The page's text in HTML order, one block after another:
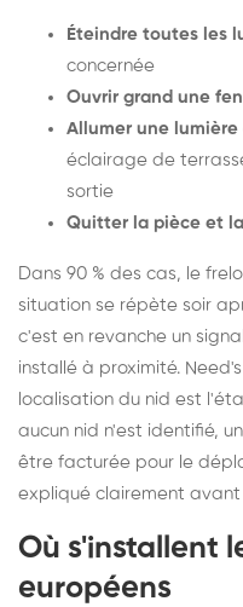
Éteindre toutes les
concernée
Ouvrir grand une
Allumer une lumière
éclairage de
sortie
Quitter la pièce et
Dans 90 % des cas, le
situation se répète soir
c'est en revanche un
installé à proximité.
localisation du nid est
aucun nid n'est identifié,
être facturée pour le
expliqué clairement avant
Où s'installent
européens